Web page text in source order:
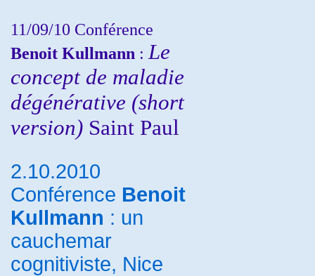
11/09/10 Conférence
Benoit Kullmann : Le
concept de maladie
dégénérative (short
version) Saint Paul
2.10.2010
Conférence Benoit
Kullmann : un
cauchemar
cognitiviste, Nice